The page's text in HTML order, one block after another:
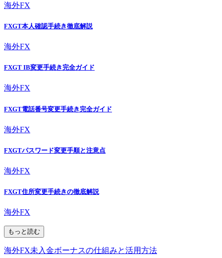
海外FX
FXGT本人確認手続き徹底解説
海外FX
FXGT IB変更手続き完全ガイド
海外FX
FXGT電話番号変更手続き完全ガイド
海外FX
FXGTパスワード変更手順と注意点
海外FX
FXGT住所変更手続きの徹底解説
海外FX
もっと読む
海外FX未入金ボーナスの仕組みと活用方法